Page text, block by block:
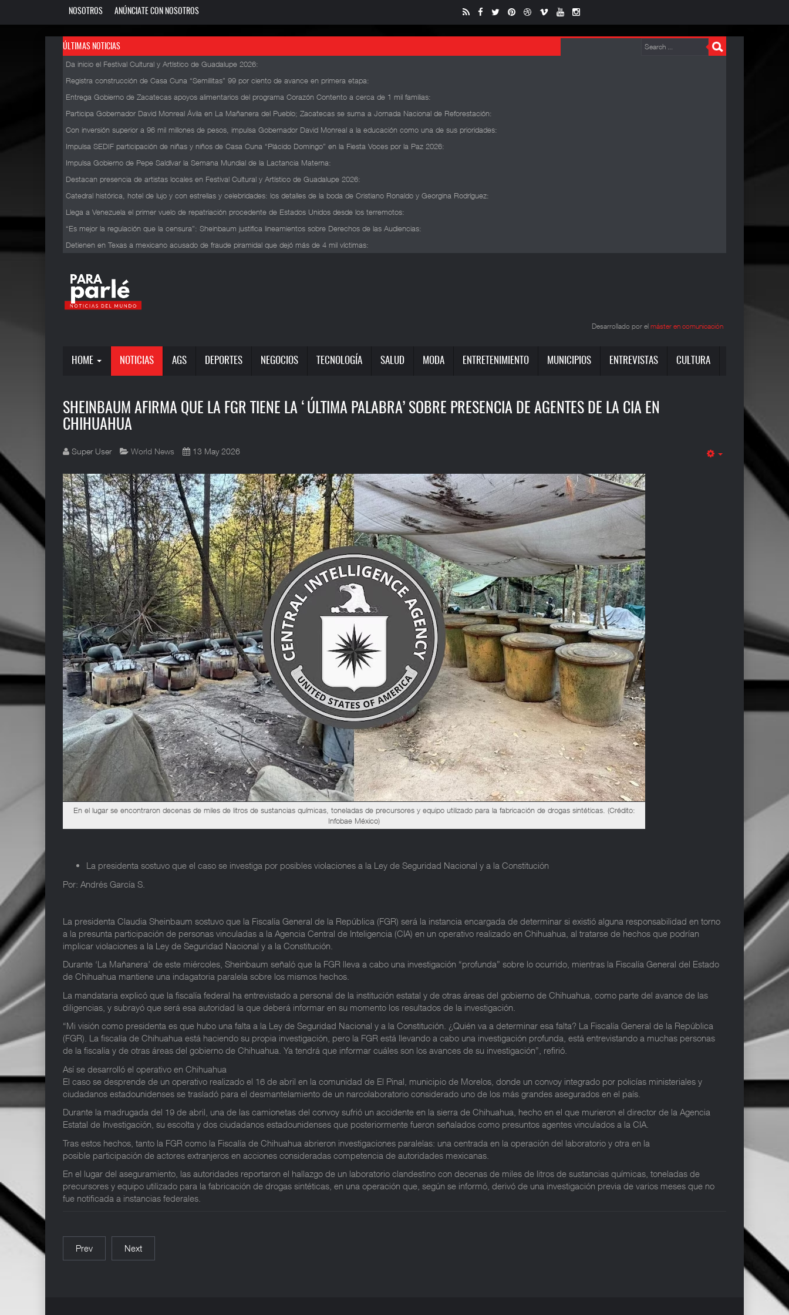
NOSOTROS ANÚNCIATE CON NOSOTROS
ÚLTIMAS NOTICIAS
Da inicio el Festival Cultural y Artístico de Guadalupe 2026:
Registra construcción de Casa Cuna “Semillitas” 99 por ciento de avance en primera etapa:
Entrega Gobierno de Zacatecas apoyos alimentarios del programa Corazón Contento a cerca de 1 mil familias:
Participa Gobernador David Monreal Ávila en La Mañanera del Pueblo; Zacatecas se suma a Jornada Nacional de Reforestación:
Con inversión superior a 96 mil millones de pesos, impulsa Gobernador David Monreal a la educación como una de sus prioridades:
Impulsa SEDIF participación de niñas y niños de Casa Cuna “Plácido Domingo” en la Fiesta Voces por la Paz 2026:
Impulsa Gobierno de Pepe Saldívar la Semana Mundial de la Lactancia Materna:
Destacan presencia de artistas locales en Festival Cultural y Artístico de Guadalupe 2026:
Catedral histórica, hotel de lujo y con estrellas y celebridades: los detalles de la boda de Cristiano Ronaldo y Georgina Rodríguez:
Llega a Venezuela el primer vuelo de repatriación procedente de Estados Unidos desde los terremotos:
“Es mejor la regulación que la censura”: Sheinbaum justifica lineamientos sobre Derechos de las Audiencias:
Detienen en Texas a mexicano acusado de fraude piramidal que dejó más de 4 mil víctimas:
Desarrollado por el máster en comunicación
HOME NOTICIAS AGS DEPORTES NEGOCIOS TECNOLOGÍA SALUD MODA ENTRETENIMIENTO MUNICIPIOS ENTREVISTAS CULTURA
SHEINBAUM AFIRMA QUE LA FGR TIENE LA ‘ÚLTIMA PALABRA’ SOBRE PRESENCIA DE AGENTES DE LA CIA EN
CHIHUAHUA
Super User World News 13 May 2026
En el lugar se encontraron decenas de miles de litros de sustancias químicas, toneladas de precursores y equipo utilizado para la fabricación de drogas sintéticas. (Crédito:
Infobae México)
La presidenta sostuvo que el caso se investiga por posibles violaciones a la Ley de Seguridad Nacional y a la Constitución
Por: Andrés García S.
La presidenta Claudia Sheinbaum sostuvo que la Fiscalía General de la República (FGR) será la instancia encargada de determinar si existió alguna responsabilidad en torno
a la presunta participación de personas vinculadas a la Agencia Central de Inteligencia (CIA) en un operativo realizado en Chihuahua, al tratarse de hechos que podrían
implicar violaciones a la Ley de Seguridad Nacional y a la Constitución.
Durante ‘La Mañanera’ de este miércoles, Sheinbaum señaló que la FGR lleva a cabo una investigación “profunda” sobre lo ocurrido, mientras la Fiscalía General del Estado
de Chihuahua mantiene una indagatoria paralela sobre los mismos hechos.
La mandataria explicó que la fiscalía federal ha entrevistado a personal de la institución estatal y de otras áreas del gobierno de Chihuahua, como parte del avance de las
diligencias, y subrayó que será esa autoridad la que deberá informar en su momento los resultados de la investigación.
“Mi visión como presidenta es que hubo una falta a la Ley de Seguridad Nacional y a la Constitución. ¿Quién va a determinar esa falta? La Fiscalía General de la República
(FGR). La fiscalía de Chihuahua está haciendo su propia investigación, pero la FGR está llevando a cabo una investigación profunda, está entrevistando a muchas personas
de la fiscalía y de otras áreas del gobierno de Chihuahua. Ya tendrá que informar cuáles son los avances de su investigación”, refirió.
Así se desarrolló el operativo en Chihuahua
El caso se desprende de un operativo realizado el 16 de abril en la comunidad de El Pinal, municipio de Morelos, donde un convoy integrado por policías ministeriales y
ciudadanos estadounidenses se trasladó para el desmantelamiento de un narcolaboratorio considerado uno de los más grandes asegurados en el país.
Durante la madrugada del 19 de abril, una de las camionetas del convoy sufrió un accidente en la sierra de Chihuahua, hecho en el que murieron el director de la Agencia
Estatal de Investigación, su escolta y dos ciudadanos estadounidenses que posteriormente fueron señalados como presuntos agentes vinculados a la CIA.
Tras estos hechos, tanto la FGR como la Fiscalía de Chihuahua abrieron investigaciones paralelas: una centrada en la operación del laboratorio y otra en la
posible participación de actores extranjeros en acciones consideradas competencia de autoridades mexicanas.
En el lugar del aseguramiento, las autoridades reportaron el hallazgo de un laboratorio clandestino con decenas de miles de litros de sustancias químicas, toneladas de
precursores y equipo utilizado para la fabricación de drogas sintéticas, en una operación que, según se informó, derivó de una investigación previa de varios meses que no
fue notificada a instancias federales.
Prev Next